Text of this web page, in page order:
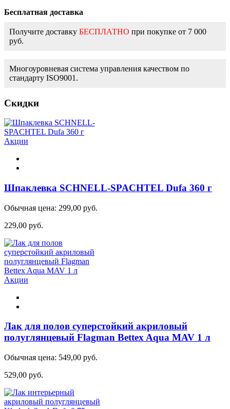
Бесплатная доставка
Получите доставку БЕСПЛАТНО при покупке от 7 000
руб.
Многоуровневая система управления качеством по
стандарту ISO9001.
Скидки
Акции
Шпаклевка SCHNELL-SPACHTEL Dufa 360 г
Обычная цена: 299,00 руб.
229,00 руб.
Акции
Лак для полов суперстойкий акриловый
полуглянцевый Flagman Bettex Aqua MAV 1 л
Обычная цена: 549,00 руб.
529,00 руб.